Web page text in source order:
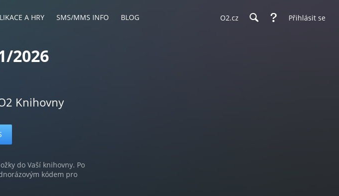
A HRY SMS/MMS INFO BLOG O2.cz Přihlásit se
2026
Knihovny
do Vaší knihovny. Po
kódem pro